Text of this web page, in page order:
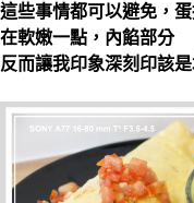
這些事情都可以避免，
在軟嫩一點，內餡部分
反而讓我印象深刻印該是